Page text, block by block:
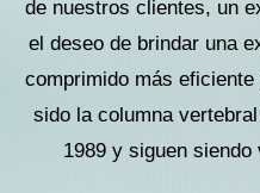
Kits AirCheck✓
Account
de nuestros clientes, un
el deseo de brindar una
comprimido más
sido la columna
1989 y siguen